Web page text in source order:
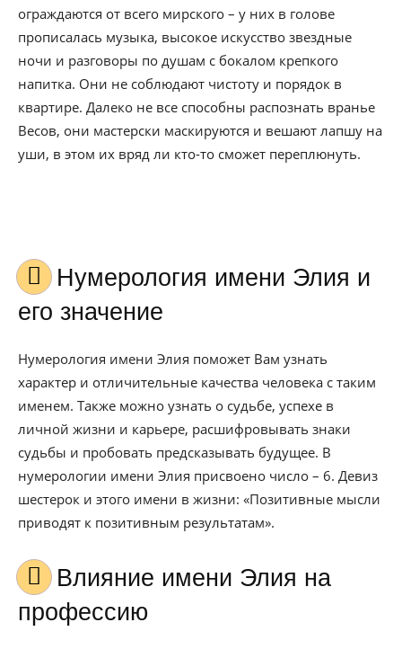
ограждаются от всего мирского – у них в голове
прописалась музыка, высокое искусство звездные
ночи и разговоры по душам с бокалом крепкого
напитка. Они не соблюдают чистоту и порядок в
квартире. Далеко не все способны распознать вранье
Весов, они мастерски маскируются и вешают лапшу на
уши, в этом их вряд ли кто-то сможет переплюнуть.
Нумерология имени Элия и
его значение
Нумерология имени Элия поможет Вам узнать
характер и отличительные качества человека с таким
именем. Также можно узнать о судьбе, успехе в
личной жизни и карьере, расшифровывать знаки
судьбы и пробовать предсказывать будущее. В
нумерологии имени Элия присвоено число – 6. Девиз
шестерок и этого имени в жизни: «Позитивные мысли
приводят к позитивным результатам».
Влияние имени Элия на
профессию